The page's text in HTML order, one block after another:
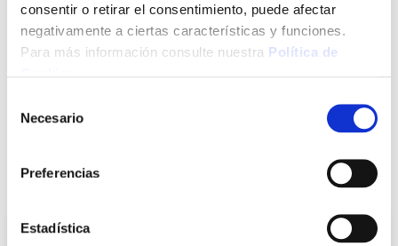
consentir o retirar el consentimiento, puede afectar
negativamente a ciertas características y funciones.
Para más información consulte nuestra Política de
Necesario
Preferencias
Estadística
Agotado
Introduce tu e-mail y te avisaremos si el artículo vuelve a
Avisarme
También te puede interesar